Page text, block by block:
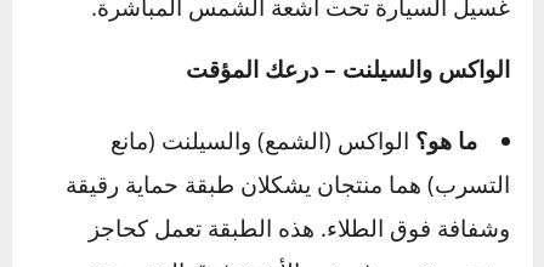
عليه قوياً ولامعاً.
الغسيل المنتظم (مرتين شهرياً على الأقل)
قد يبدو الأمر غير منطقي، لكن غسيل السيارة
بانتظام هو خطوة حماية أساسية. الأوساخ، الغبار،
فضلات الطيور، وبقايا الحشرات تتفاعل مع حرارة